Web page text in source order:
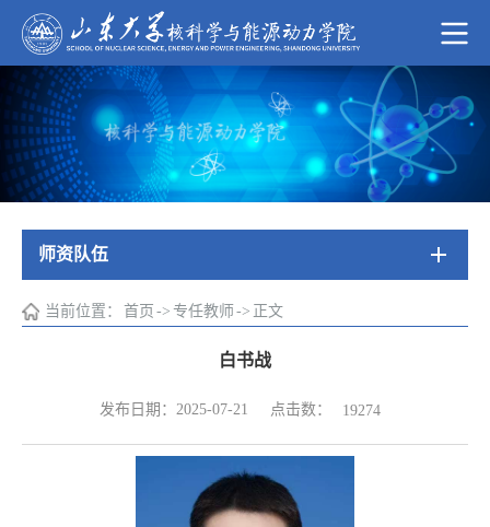
师资队伍
当前位置： 首页 -> 专任教师 -> 正文
白书战
发布日期：2025-07-21 点击数： 19274